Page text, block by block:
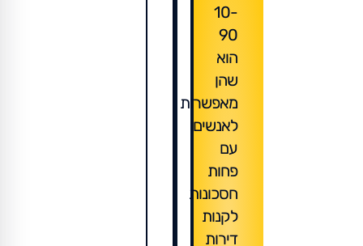
10-
90
הוא
שהן
מאפשרות
לאנשים
עם
פחות
חסכונות
לקנות
דירות